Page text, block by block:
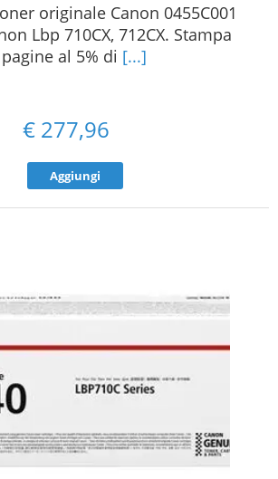
originale Canon 0455C001
Lbp 710CX, 712CX. Stampa
al 5% di [...]
€ 277,96
Aggiungi